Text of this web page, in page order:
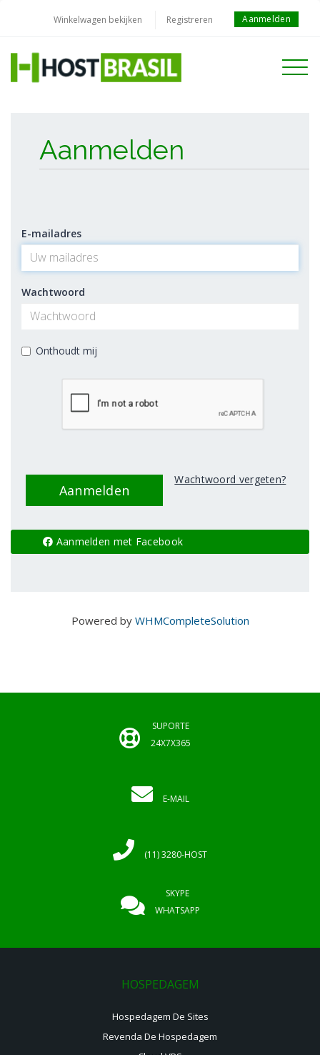
Winkelwagen bekijken Registreren Aanmelden
Toggle
Aanmelden
E-mailadres
Wachtwoord
Onthoudt mij
Wachtwoord vergeten?
Aanmelden met Facebook
Powered by WHMCompleteSolution
SUPORTE
24X7X365
E-MAIL
(11) 3280-HOST
SKYPE
WHATSAPP
HOSPEDAGEM
Hospedagem De Sites
Revenda De Hospedagem